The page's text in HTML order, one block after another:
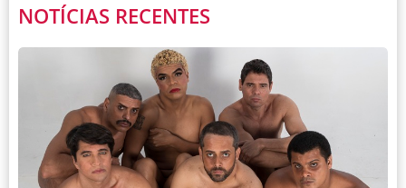
NOTÍCIAS RECENTES